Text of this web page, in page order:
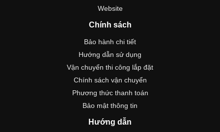
Website
Chính sách
Bảo hành chi tiết
Hướng dẫn sử dụng
Vận chuyển thi công lắp đặt
Chính sách vận chuyển
Phương thức thanh toán
Bảo mật thông tin
Hướng dẫn